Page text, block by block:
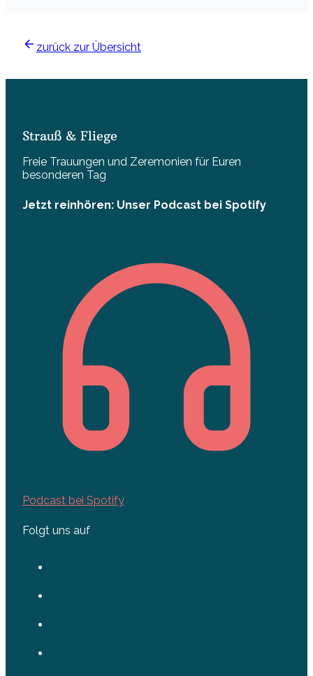
zurück zur Übersicht
Strauß & Fliege
Freie Trauungen und Zeremonien für Euren
besonderen Tag
Jetzt reinhören: Unser Podcast bei Spotify
Podcast bei Spotify
Folgt uns auf